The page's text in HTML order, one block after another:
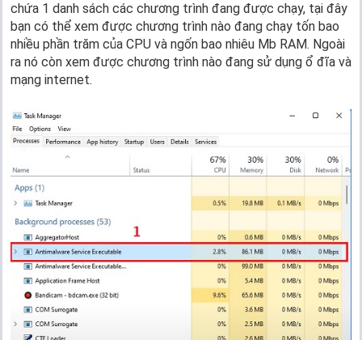
chứa 1 danh sách các chương trình đang được chạy, tại đây
bạn có thể xem được chương trình nào đang chạy tốn bao
nhiều phần trăm của CPU và ngốn bao nhiêu Mb RAM. Ngoài
ra nó còn xem được chương trình nào đang sử dụng ổ đĩa và
mạng internet.